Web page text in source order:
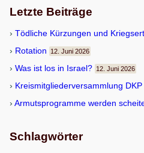
Letzte Beiträge
Töd­li­che Kür­zun­gen und
Rota­tion 12. Juni 2026
Was ist los in Israel? 12. Juni 2026
Kreis­mit­glie­der­ver­samm­lung DKP
Armuts­pro­gramme wer­den
Schlagwörter